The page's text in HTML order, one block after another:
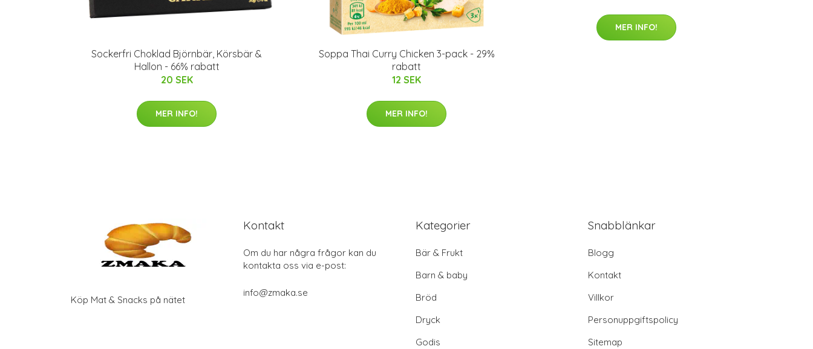
Sockerfri Choklad Björnbär, Körsbär &
Hallon - 66% rabatt
20 SEK
MER INFO!
Soppa Thai Curry Chicken 3-pack - 29%
rabatt
12 SEK
MER INFO!
MER INFO!
Köp Mat & Snacks på nätet
Kontakt
Om du har några frågor kan du
kontakta oss via e-post:
info@zmaka.se
Kategorier
Bär & Frukt
Barn & baby
Bröd
Dryck
Godis
Snabblänkar
Blogg
Kontakt
Villkor
Personuppgiftspolicy
Sitemap